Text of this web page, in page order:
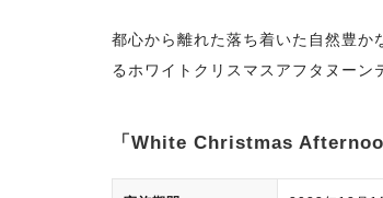
都心から離れた落ち着いた自然豊か
るホワイトクリスマスアフタヌーン
「White Christmas